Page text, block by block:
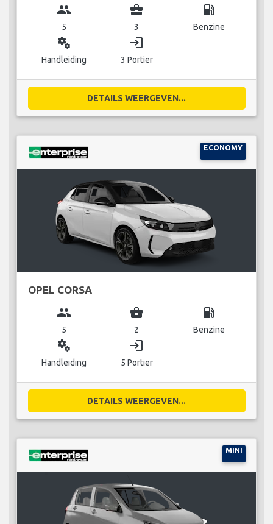
group
5
business_center
3
local_gas_station
Benzine
miscellaneous_services
Handleiding
login
3 Portier
DETAILS WEERGEVEN...
ECONOMY
OPEL CORSA
group
5
business_center
2
local_gas_station
Benzine
miscellaneous_services
Handleiding
login
5 Portier
DETAILS WEERGEVEN...
MINI